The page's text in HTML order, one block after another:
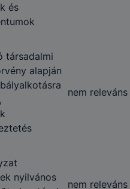
és
társadalmi
alapján
nem releváns
nyilvános
nem releváns